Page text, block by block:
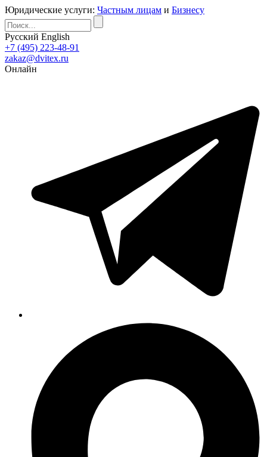
Юридические услуги: Частным лицам и Бизнесу
Русский English
+7 (495) 223-48-91
zakaz@dvitex.ru
Онлайн